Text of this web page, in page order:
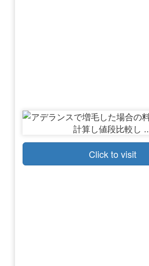
Click to visit